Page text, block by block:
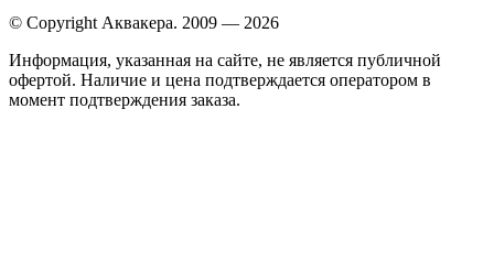
© Copyright Аквакера. 2009 — 2026
Информация, указанная на сайте, не является публичной
офертой. Наличие и цена подтверждается оператором в
момент подтверждения заказа.